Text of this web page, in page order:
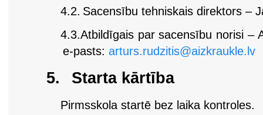
4.2. Sacensību tehniskais direktors –
4.3.Atbildīgais par sacensību norisi –
e-pasts: arturs.rudzitis@aizkraukle.lv
5. Starta kārtība
Pirmsskola startē bez laika kontroles.